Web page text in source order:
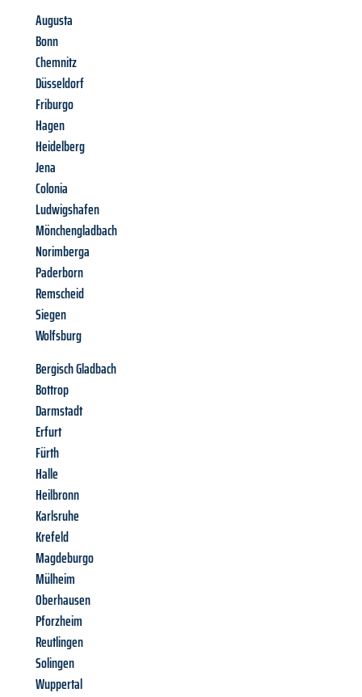
Augusta
Bonn
Chemnitz
Düsseldorf
Friburgo
Hagen
Heidelberg
Jena
Colonia
Ludwigshafen
Mönchengladbach
Norimberga
Paderborn
Remscheid
Siegen
Wolfsburg
Bergisch Gladbach
Bottrop
Darmstadt
Erfurt
Fürth
Halle
Heilbronn
Karlsruhe
Krefeld
Magdeburgo
Mülheim
Oberhausen
Pforzheim
Reutlingen
Solingen
Wuppertal